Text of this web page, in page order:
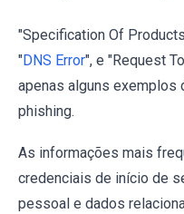
"Specification Of
"DNS Error", e "Request
apenas alguns exemplos
phishing.
As informações mais
credenciais de início de
pessoal e dados